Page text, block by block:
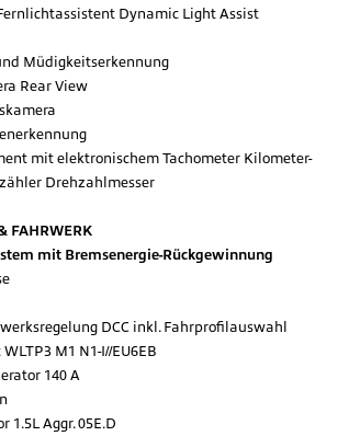
Dynamic Light Assist
Müdigkeitserkennung
Rear View
mit elektronischem Tachometer Kilometer-
Drehzahlmesser
FAHRWERK
mit Bremsenergie-Rückgewinnung
DCC inkl. Fahrprofilauswahl
M1 N1-I//EU6EB
140 A
1.5L Aggr. 05E.D